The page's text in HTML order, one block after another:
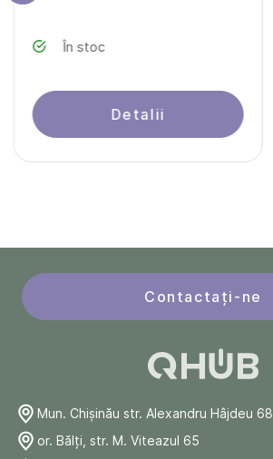
În stoc
Detalii
Contactați-ne
Mun. Chişinău str. Alexandru Hâjdeu 68
or. Bălți, str. M. Viteazul 65